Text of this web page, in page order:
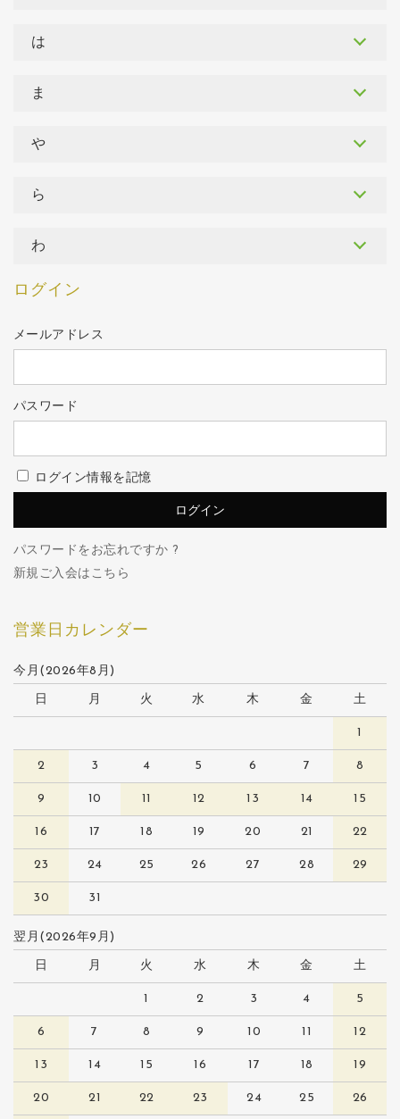
は
ま
や
ら
わ
ログイン
メールアドレス
パスワード
ログイン情報を記憶
パスワードをお忘れですか ?
新規ご入会はこちら
営業日カレンダー
今月(2026年8月)
日 月 火 水 木 金 土
1
2 3 4 5 6 7 8
9 10 11 12 13 14 15
16 17 18 19 20 21 22
23 24 25 26 27 28 29
30 31
翌月(2026年9月)
日 月 火 水 木 金 土
1 2 3 4 5
6 7 8 9 10 11 12
13 14 15 16 17 18 19
20 21 22 23 24 25 26